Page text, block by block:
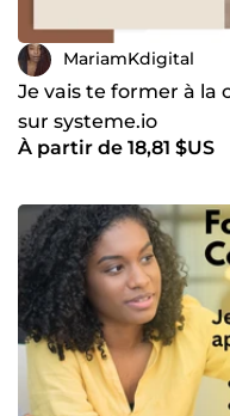
MariamKdigital
Je vais te former à
sur systeme.io
À partir de 18,81 $US